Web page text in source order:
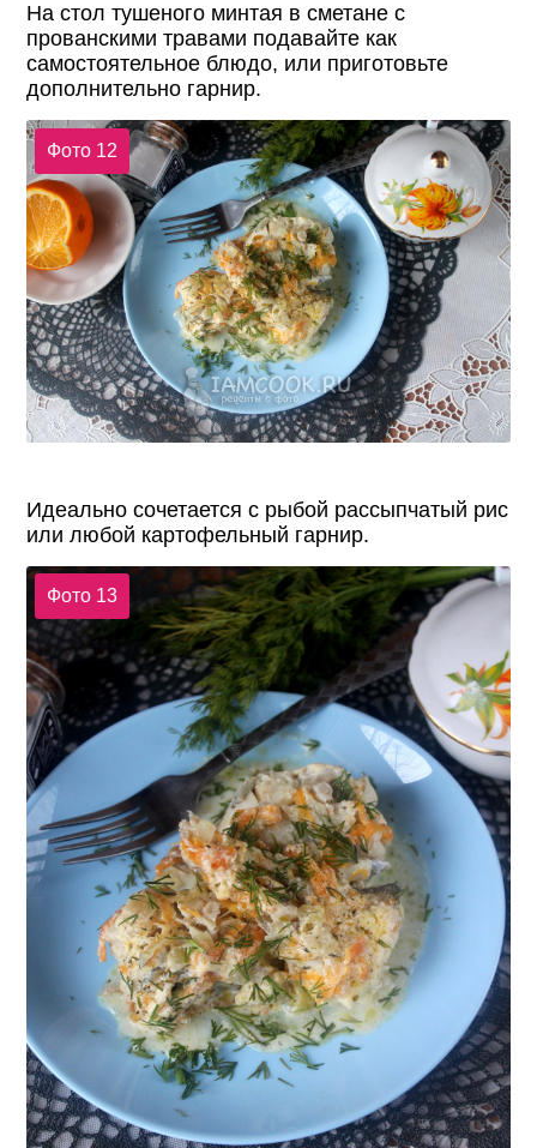
На стол тушеного минтая в сметане с
прованскими травами подавайте как
самостоятельное блюдо, или приготовьте
дополнительно гарнир.
Фото 12
Идеально сочетается с рыбой рассыпчатый рис
или любой картофельный гарнир.
Фото 13